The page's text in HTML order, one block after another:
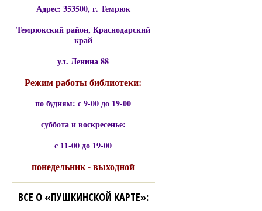
Адрес: 353500, г. Темрюк
Темрюкский район, Краснодарский
край
ул. Ленина 88
Режим работы библиотеки:
по будням: с 9-00 до 19-00
суббота и воскресенье:
с 11-00 до 19-00
понедельник - выходной
ВСЕ О «ПУШКИНСКОЙ КАРТЕ»: